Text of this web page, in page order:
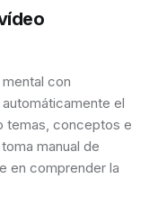
con
el
temas, conceptos e
manual de
en comprender la